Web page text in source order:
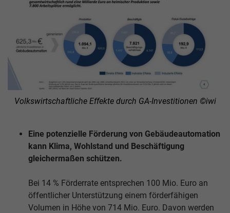
Volkswirtschaftliche Effekte durch GA-Investitionen ©iwi
Eine potenzielle Förderung von Gebäudeautomation
kann Klima, Wohlstand und Beschäftigung
gleichermaßen schützen.
Bei 14 % Förderrate entsprechen 100 Mio. Euro an
öffentlicher Unterstützung einem förderfähigen
Volumen in Höhe von 714 Mio. Euro. Davon werden